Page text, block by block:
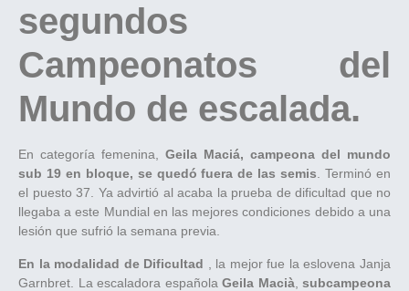
segundos
Campeonatos del
Mundo de escalada.
En categoría femenina, Geila Maciá, campeona del mundo
sub 19 en bloque, se quedó fuera de las semis. Terminó en
el puesto 37. Ya advirtió al acaba la prueba de dificultad que no
llegaba a este Mundial en las mejores condiciones debido a una
lesión que sufrió la semana previa.
En la modalidad de Dificultad
, la mejor fue la eslovena Janja
Garnbret. La escaladora española Geila Macià, subcampeona